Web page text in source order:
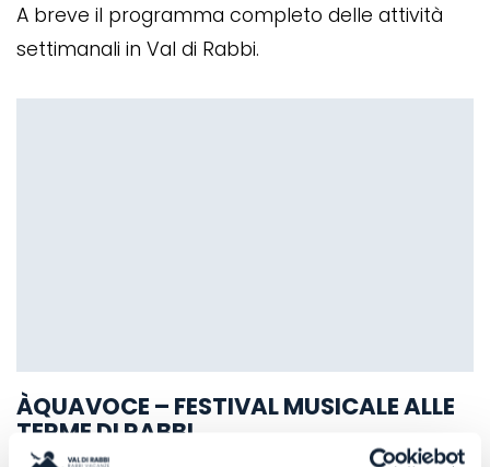
A breve il programma completo delle attività
settimanali in Val di Rabbi.
ÀQUAVOCE – FESTIVAL MUSICALE ALLE
TERME DI RABBI
DAL 27/06 AL 05/09/2026 – ORE 20H45